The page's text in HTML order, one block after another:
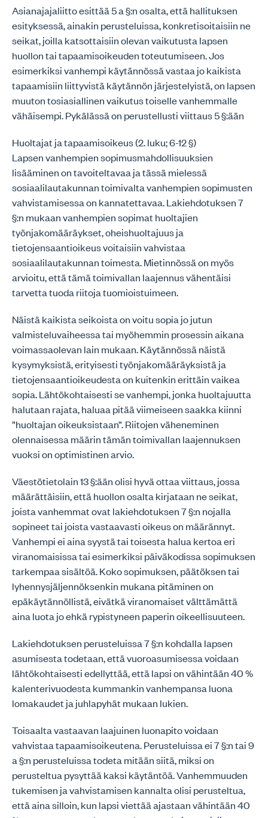
Asianajajaliitto esittää 5 a §:n osalta, että hallituksen
esityksessä, ainakin perusteluissa, konkretisoitaisiin ne
seikat, joilla katsottaisiin olevan vaikutusta lapsen
huollon tai tapaamisoikeuden toteutumiseen. Jos
esimerkiksi vanhempi käytännössä vastaa jo kaikista
tapaamisiin liittyvistä käytännön järjestelyistä, on lapsen
muuton tosiasiallinen vaikutus toiselle vanhemmalle
vähäisempi. Pykälässä on perustellusti viittaus 5 §:ään
Huoltajat ja tapaamisoikeus (2. luku; 6-12 §)
Lapsen vanhempien sopimusmahdollisuuksien
lisääminen on tavoiteltavaa ja tässä mielessä
sosiaalilautakunnan toimivalta vanhempien sopimusten
vahvistamisessa on kannatettavaa. Lakiehdotuksen 7
§:n mukaan vanhempien sopimat huoltajien
työnjakomääräykset, oheishuoltajuus ja
tietojensaantioikeus voitaisiin vahvistaa
sosiaalilautakunnan toimesta. Mietinnössä on myös
arvioitu, että tämä toimivallan laajennus vähentäisi
tarvetta tuoda riitoja tuomioistuimeen.
Näistä kaikista seikoista on voitu sopia jo jutun
valmisteluvaiheessa tai myöhemmin prosessin aikana
voimassaolevan lain mukaan. Käytännössä näistä
kysymyksistä, erityisesti työnjakomääräyksistä ja
tietojensaantioikeudesta on kuitenkin erittäin vaikea
sopia. Lähtökohtaisesti se vanhempi, jonka huoltajuutta
halutaan rajata, haluaa pitää viimeiseen saakka kiinni
”huoltajan oikeuksistaan”. Riitojen väheneminen
olennaisessa määrin tämän toimivallan laajennuksen
vuoksi on optimistinen arvio.
Väestötietolain 13 §:ään olisi hyvä ottaa viittaus, jossa
määrättäisiin, että huollon osalta kirjataan ne seikat,
joista vanhemmat ovat lakiehdotuksen 7 §:n nojalla
sopineet tai joista vastaavasti oikeus on määrännyt.
Vanhempi ei aina syystä tai toisesta halua kertoa eri
viranomaisissa tai esimerkiksi päiväkodissa sopimuksen
tarkempaa sisältöä. Koko sopimuksen, päätöksen tai
lyhennysjäljennöksenkin mukana pitäminen on
epäkäytännöllistä, eivätkä viranomaiset välttämättä
aina luota jo ehkä rypistyneen paperin oikeellisuuteen.
Lakiehdotuksen perusteluissa 7 §:n kohdalla lapsen
asumisesta todetaan, että vuoroasumisessa voidaan
lähtökohtaisesti edellyttää, että lapsi on vähintään 40 %
kalenterivuodesta kummankin vanhempansa luona
lomakaudet ja juhlapyhät mukaan lukien.
Toisaalta vastaavan laajuinen luonapito voidaan
vahvistaa tapaamisoikeutena. Perusteluissa ei 7 §:n tai 9
a §:n perusteluissa todeta mitään siitä, miksi on
perusteltua pysyttää kaksi käytäntöä. Vanhemmuuden
tukemisen ja vahvistamisen kannalta olisi perusteltua,
että aina silloin, kun lapsi viettää ajastaan vähintään 40